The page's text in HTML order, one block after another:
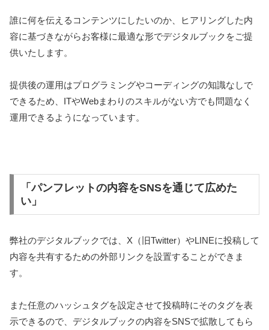
誰に何を伝えるコンテンツにしたいのか、ヒアリングした内
容に基づきながらお客様に最適な形でデジタルブックをご提
供いたします。
提供後の運用はプログラミングやコーディングの知識なしで
できるため、ITやWebまわりのスキルがない方でも問題なく
運用できるようになっています。
「パンフレットの内容をSNSを通じて広めた
い」
弊社のデジタルブックでは、X（旧Twitter）やLINEに投稿して
内容を共有するための外部リンクを設置することができま
す。
また任意のハッシュタグを設定させて投稿時にそのタグを表
示できるので、デジタルブックの内容をSNSで拡散してもら